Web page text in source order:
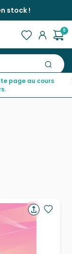
stock !
0
les Deux Sens
page au cours